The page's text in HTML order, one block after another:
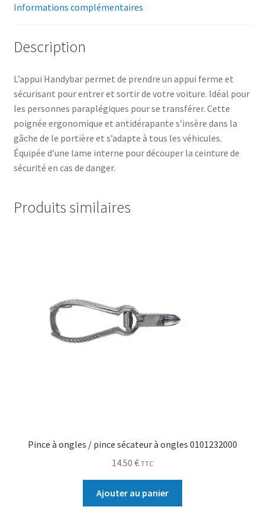
Informations complémentaires
Description
L’appui Handybar permet de prendre un appui ferme et
sécurisant pour entrer et sortir de votre voiture. Idéal pour
les personnes paraplégiques pour se transférer. Cette
poignée ergonomique et antidérapante s’insère dans la
gâche de le portière et s’adapte à tous les véhicules.
Équipée d’une lame interne pour découper la ceinture de
sécurité en cas de danger.
Produits similaires
Pince à ongles / pince sécateur à ongles 0101232000
14.50 € TTC
Ajouter au panier